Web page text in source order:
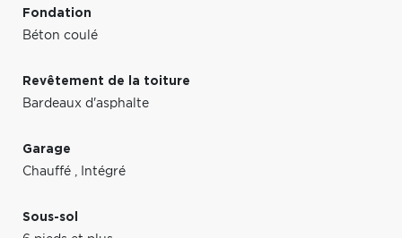
Fondation
Béton coulé
Revêtement de la toiture
Bardeaux d'asphalte
Garage
Chauffé , Intégré
Sous-sol